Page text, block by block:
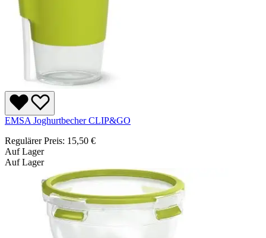
EMSA Joghurtbecher CLIP&GO
Regulärer Preis: 15,50 €
Auf Lager
Auf Lager